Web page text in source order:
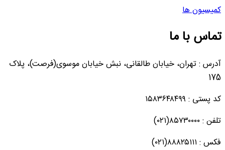
کمیسیون ها
تماس با ما
آدرس : تهران، خیابان طالقانی، نبش خیابان موسوی(فرصت)، پلاک
175
کد پستی : ۱۵۸۳۶۴۸۴۹۹
تلفن : ۸۵۷۳۰۰۰۰(۰۲۱)
فکس : ۸۸۸۲۵۱۱۱(۰۲۱)